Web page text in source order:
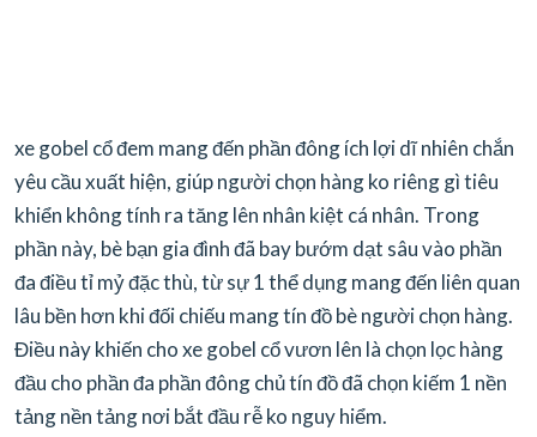
xe gobel cổ đem mang đến phần đông ích lợi dĩ nhiên chắn
yêu cầu xuất hiện, giúp người chọn hàng ko riêng gì tiêu
khiển không tính ra tăng lên nhân kiệt cá nhân. Trong
phần này, bè bạn gia đình đã bay bướm dạt sâu vào phần
đa điều tỉ mỷ đặc thù, từ sự 1 thể dụng mang đến liên quan
lâu bền hơn khi đối chiếu mang tín đồ bè người chọn hàng.
Điều này khiến cho xe gobel cổ vươn lên là chọn lọc hàng
đầu cho phần đa phần đông chủ tín đồ đã chọn kiếm 1 nền
tảng nền tảng nơi bắt đầu rễ ko nguy hiểm.